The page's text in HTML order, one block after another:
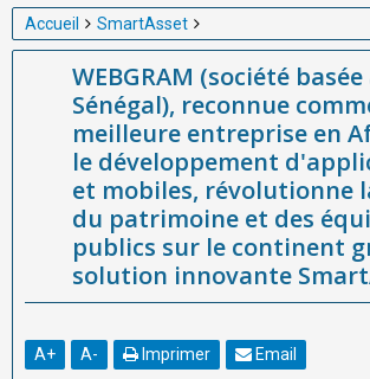
Accueil
SmartAsset
WEBGRAM (société basée à Dakar-Sénégal),
la meilleure entreprise en Afrique pour le
d'applications web et mobiles, révolutionne la
patrimoine et des équipements publics sur le
sa solution innovante SmartAsset.
WEBGRAM (société
Sénégal), reconnue
meilleure entreprise en
le développement
et mobiles, révolutionne
du patrimoine et des
publics sur le continent
solution innovante
A+ A- Imprimer Email